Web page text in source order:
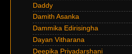
Daddy
Damith Asanka
Dammika Edirisingha
Dayan Vitharana
Deepika Priyadarshani